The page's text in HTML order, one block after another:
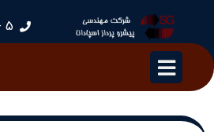
5 - 03136661493